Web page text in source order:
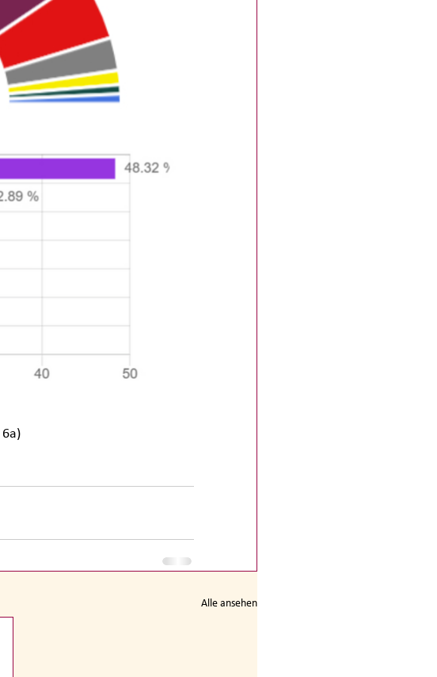
Alle ansehen